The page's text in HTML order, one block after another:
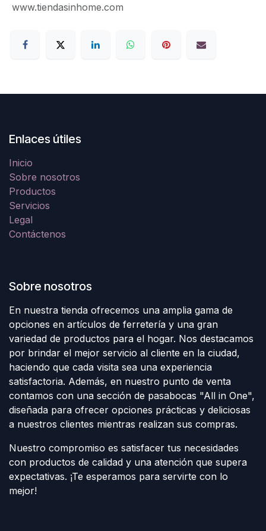
www.tiendasinhome.com
Enlaces útiles
Inicio
Sobre nosotros
Productos
Servicios
Legal
Contáctenos
Sobre nosotros
En nuestra tienda ofrecemos una amplia gama de
opciones en artículos de ferretería y una gran
variedad de productos para el hogar. Nos destacamos
por brindar el mejor servicio al cliente en la ciudad,
haciendo que cada visita sea una experiencia
satisfactoria. Además, en nuestro punto de venta
contamos con una sección de pasabocas "All in One",
diseñada para ofrecer opciones prácticas y deliciosas
a nuestros clientes mientras realizan sus compras.
Nuestro compromiso es satisfacer tus necesidades
con productos de calidad y una atención que supera
expectativas. ¡Te esperamos para servirte con lo
mejor!